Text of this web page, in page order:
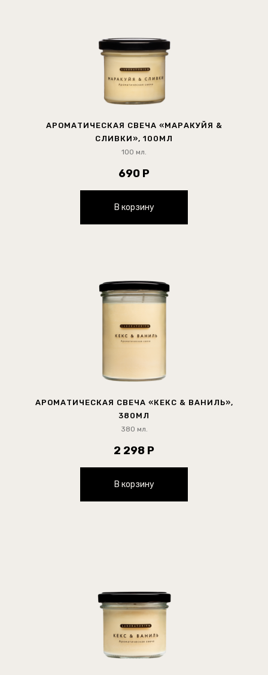
АРОМАТИЧЕСКАЯ СВЕЧА «МАРАКУЙЯ &
СЛИВКИ», 100МЛ
100 мл.
690 Р
В корзину
АРОМАТИЧЕСКАЯ СВЕЧА «КЕКС & ВАНИЛЬ»,
380МЛ
380 мл.
2 298 Р
В корзину